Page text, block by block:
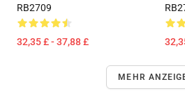
RB2709
32,35 £ - 37,88 £
MEHR